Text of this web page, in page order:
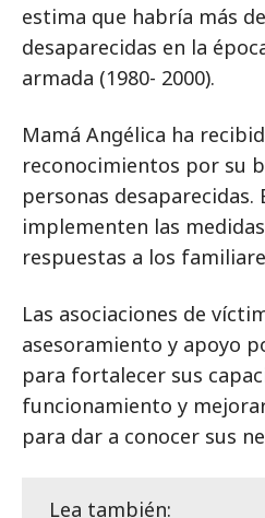
estima que habría más
desaparecidas en la
armada (1980- 2000).
Mamá Angélica ha
reconocimientos por su
personas desaparecidas.
implementen las
respuestas a los
Las asociaciones de
asesoramiento y apoyo
para fortalecer sus
funcionamiento y
para dar a conocer sus
Lea también: